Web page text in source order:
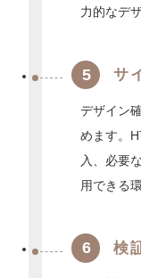
力的なデ
5 サ
デザイン
めます。
入、必要
用できる
6 検